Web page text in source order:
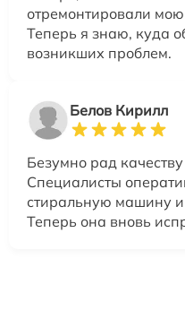
отремонтировали
Теперь я знаю, куда
возникших проблем.
Белов Кирилл
Безумно рад
Специалисты
стиральную машину
Теперь она вновь